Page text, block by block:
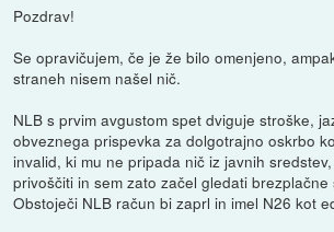
Pozdrav!
Se opravičujem, če je že bilo omenjeno,
straneh nisem našel nič.
NLB s prvim avgustom spet dviguje stroške,
obveznega prispevka za dolgotrajno oskrbo
invalid, ki mu ne pripada nič iz javnih
privoščiti in sem zato začel gledati
Obstoječi NLB račun bi zaprl in imel N26 kot